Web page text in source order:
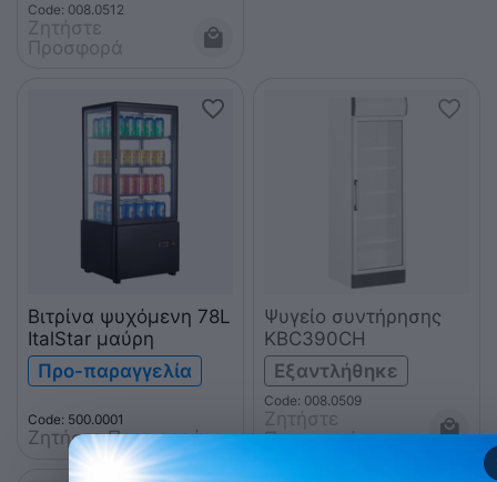
Code: 008.0512
Ζητήστε
Προσφορά
Βιτρίνα ψυχόμενη 78L
ItalStar μαύρη
Προ-παραγγελία
Code: 500.0001
Ζητήστε Προσφορά
Ψυγείο συντήρησης
KBC390CH
Εξαντλήθηκε
Code: 008.0509
Ζητήστε
Προσφορά